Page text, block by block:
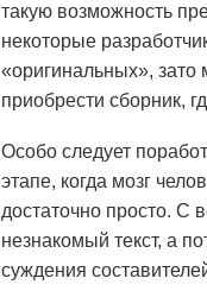
такую возможность
некоторые
«оригинальных», зато
приобрести сборник,
Особо следует
этапе, когда мозг
достаточно просто. С
незнакомый текст, а
суждения